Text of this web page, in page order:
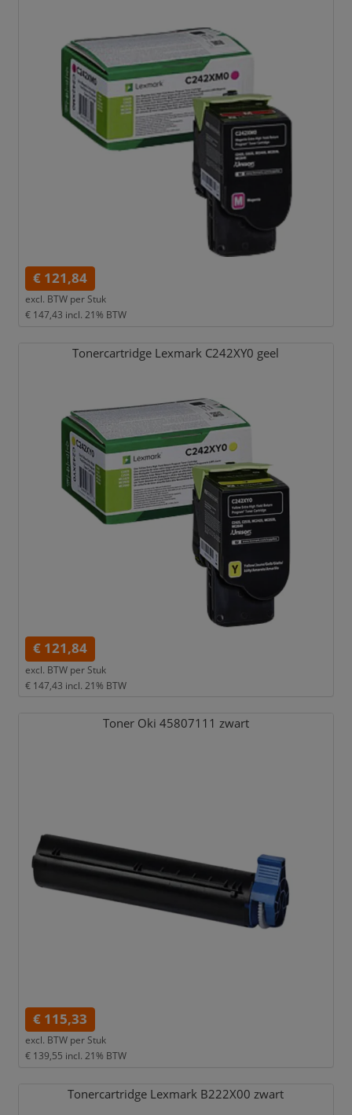
€ 121,84
excl. BTW per Stuk
€ 147,43 incl. 21% BTW
Tonercartridge Lexmark C242XY0 geel
€ 121,84
excl. BTW per Stuk
€ 147,43 incl. 21% BTW
Toner Oki 45807111 zwart
€ 115,33
excl. BTW per Stuk
€ 139,55 incl. 21% BTW
Tonercartridge Lexmark B222X00 zwart